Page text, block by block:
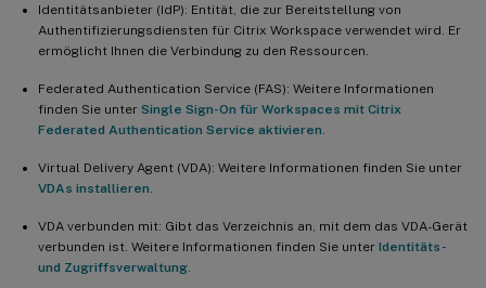
Identitätsanbieter (IdP): Entität, die zur Bereitstellung von
Authentifizierungsdiensten für Citrix Workspace verwendet wird. Er
ermöglicht Ihnen die Verbindung zu den Ressourcen.
Federated Authentication Service (FAS): Weitere Informationen
finden Sie unter Single Sign-On für Workspaces mit Citrix
Federated Authentication Service aktivieren
Virtual Delivery Agent (VDA): Weitere Informationen finden Sie unter
VDAs installieren
VDA verbunden mit: Gibt das Verzeichnis an, mit dem das VDA-Gerät
verbunden ist. Weitere Informationen finden Sie unter Identitäts-
und Zugriffsverwaltung